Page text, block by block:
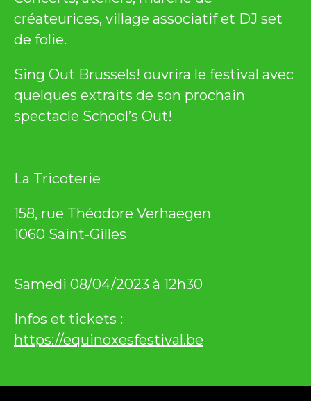
créateurices, village associatif et DJ set
de folie.
Sing Out Brussels! ouvrira le festival avec
quelques extraits de son prochain
spectacle School’s Out!
La Tricoterie
158, rue Théodore Verhaegen
1060 Saint-Gilles
Samedi 08/04/2023 à 12h30
Infos et tickets :
https://equinoxesfestival.be